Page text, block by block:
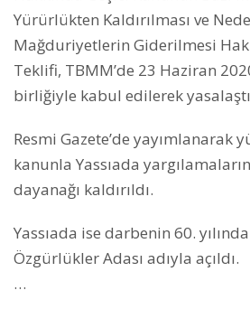
Yürürlükten Kaldırılması ve
Mağduriyetlerin Giderilmesi
Teklifi, TBMM’de 23 Haziran
birliğiyle kabul edilerek
Resmi Gazete’de yayımlanarak
kanunla Yassıada
dayanağı kaldırıldı.
Yassıada ise darbenin 60.
Özgürlükler Adası adıyla açıldı.
…